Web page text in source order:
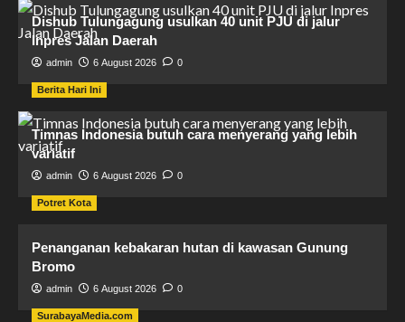
Dishub Tulungagung usulkan 40 unit PJU di jalur
Inpres Jalan Daerah
admin 6 August 2026 0
Berita Hari Ini
Timnas Indonesia butuh cara menyerang yang lebih
variatif
admin 6 August 2026 0
Potret Kota
Penanganan kebakaran hutan di kawasan Gunung
Bromo
admin 6 August 2026 0
SurabayaMedia.com